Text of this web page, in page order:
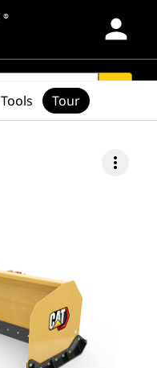
person
more_vert
Tools Tour